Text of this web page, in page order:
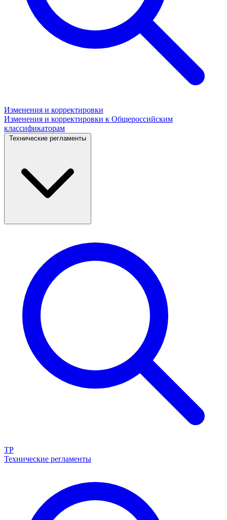
Изменения и корректировки
Изменения и корректировки к Общероссийским
классификаторам
Технические регламенты
ТР
Технические регламенты